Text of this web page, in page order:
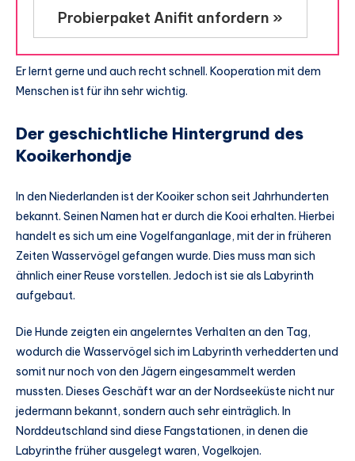
Probierpaket Anifit anfordern »
Er lernt gerne und auch recht schnell. Kooperation mit dem
Menschen ist für ihn sehr wichtig.
Der geschichtliche Hintergrund des
Kooikerhondje
In den Niederlanden ist der Kooiker schon seit Jahrhunderten
bekannt. Seinen Namen hat er durch die Kooi erhalten. Hierbei
handelt es sich um eine Vogelfanganlage, mit der in früheren
Zeiten Wasservögel gefangen wurde. Dies muss man sich
ähnlich einer Reuse vorstellen. Jedoch ist sie als Labyrinth
aufgebaut.
Die Hunde zeigten ein angelerntes Verhalten an den Tag,
wodurch die Wasservögel sich im Labyrinth verhedderten und
somit nur noch von den Jägern eingesammelt werden
mussten. Dieses Geschäft war an der Nordseeküste nicht nur
jedermann bekannt, sondern auch sehr einträglich. In
Norddeutschland sind diese Fangstationen, in denen die
Labyrinthe früher ausgelegt waren, Vogelkojen.